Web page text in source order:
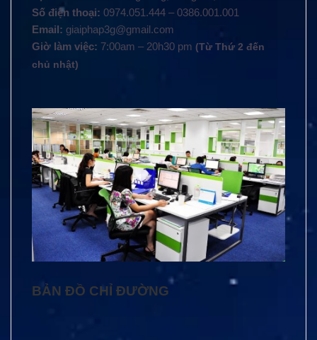
Số điện thoại: 0974.051.444 – 0386.001.001
Email: giaiphap3g@gmail.com
Giờ làm việc: 7:00am – 20h30 pm (Từ Thứ 2 đến
chủ nhật)
BẢN ĐỒ CHỈ ĐƯỜNG